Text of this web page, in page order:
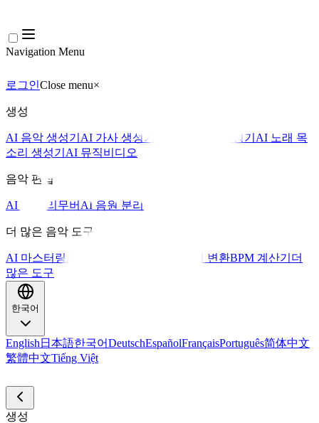
Navigation Menu
로그인Close menu×
생성
AI 음악 생성기 AI 가사 생성기 AI 노래 커버 생성기 AI 노래 목
소리 생성기 AI 뮤직비디오
음악 편집
AI 보컬 리무버 AI 음원 분리
더 많은 음악 도구
AI 마스터링 AI 악보 미디 변환BPM 계산기 더
많은 도구
한국어
English 日本語한국어DeutschEspañolFrançaisPortuguês简体中文
繁體中文Tiếng Việt
생성